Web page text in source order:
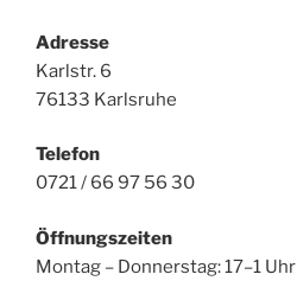
Adresse
Karlstr. 6
76133 Karlsruhe
Telefon
0721 / 66 97 56 30
Öffnungszeiten
Montag – Donnerstag: 17–1 Uhr